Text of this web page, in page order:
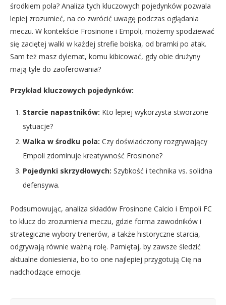
środkiem pola? Analiza tych kluczowych pojedynków pozwala
lepiej zrozumieć, na co zwrócić uwagę podczas oglądania
meczu. W kontekście Frosinone i Empoli, możemy spodziewać
się zaciętej walki w każdej strefie boiska, od bramki po atak.
Sam też masz dylemat, komu kibicować, gdy obie drużyny
mają tyle do zaoferowania?
Przykład kluczowych pojedynków:
Starcie napastników: Kto lepiej wykorzysta stworzone
sytuacje?
Walka w środku pola: Czy doświadczony rozgrywający
Empoli zdominuje kreatywność Frosinone?
Pojedynki skrzydłowych: Szybkość i technika vs. solidna
defensywa.
Podsumowując, analiza składów Frosinone Calcio i Empoli FC
to klucz do zrozumienia meczu, gdzie forma zawodników i
strategiczne wybory trenerów, a także historyczne starcia,
odgrywają równie ważną rolę. Pamiętaj, by zawsze śledzić
aktualne doniesienia, bo to one najlepiej przygotują Cię na
nadchodzące emocje.